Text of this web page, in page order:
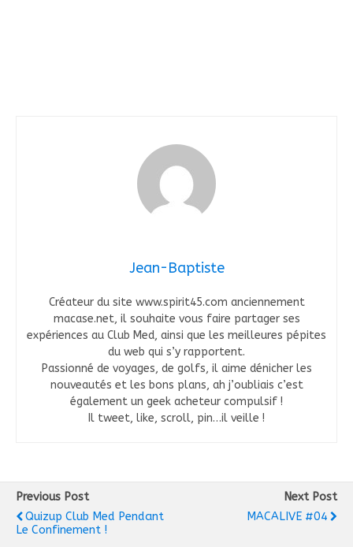
Jean-Baptiste
Créateur du site www.spirit45.com anciennement
macase.net, il souhaite vous faire partager ses
expériences au Club Med, ainsi que les meilleures pépites
du web qui s’y rapportent.
Passionné de voyages, de golfs, il aime dénicher les
nouveautés et les bons plans, ah j’oubliais c’est
également un geek acheteur compulsif !
Il tweet, like, scroll, pin…il veille !
Previous Post
Quizup Club Med Pendant
Le Confinement !
Next Post
MACALIVE #04